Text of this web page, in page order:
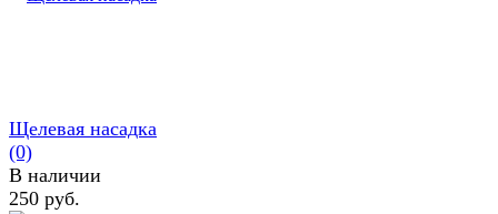
Щелевая насадка
(0)
В наличии
250 руб.